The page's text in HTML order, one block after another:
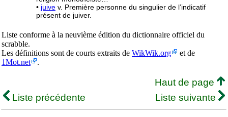
• juive v. Première personne du singulier de l’indicatif
présent de juiver.
Liste conforme à la neuvième édition du dictionnaire officiel du
scrabble.
Les définitions sont de courts extraits de WikWik.org
et de
1Mot.net
.
Haut de page
Liste précédente
Liste suivante